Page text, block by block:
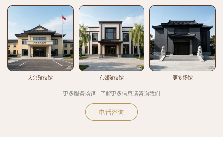
大兴殡仪馆 东郊殡仪馆 更多场馆
更多服务场馆 · 了解更多信息请咨询我们
电话咨询